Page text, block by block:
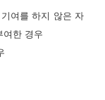
여를 하지 않은 자
여한 경우